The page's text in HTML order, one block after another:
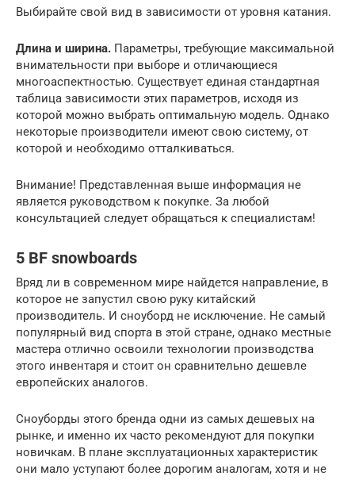
Выбирайте свой вид в зависимости от уровня катания.
Длина и ширина. Параметры, требующие максимальной
внимательности при выборе и отличающиеся
многоаспектностью. Существует единая стандартная
таблица зависимости этих параметров, исходя из
которой можно выбрать оптимальную модель. Однако
некоторые производители имеют свою систему, от
которой и необходимо отталкиваться.
Внимание! Представленная выше информация не
является руководством к покупке. За любой
консультацией следует обращаться к специалистам!
5 BF snowboards
Вряд ли в современном мире найдется направление, в
которое не запустил свою руку китайский
производитель. И сноуборд не исключение. Не самый
популярный вид спорта в этой стране, однако местные
мастера отлично освоили технологии производства
этого инвентаря и стоит он сравнительно дешевле
европейских аналогов.
Сноуборды этого бренда одни из самых дешевых на
рынке, и именно их часто рекомендуют для покупки
новичкам. В плане эксплуатационных характеристик
они мало уступают более дорогим аналогам, хотя и не